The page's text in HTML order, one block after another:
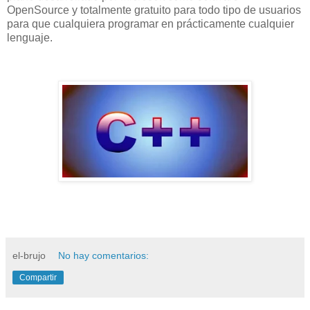
OpenSource y totalmente gratuito para todo tipo de usuarios
para que cualquiera programar en prácticamente cualquier
lenguaje.
el-brujo No hay comentarios:
Compartir